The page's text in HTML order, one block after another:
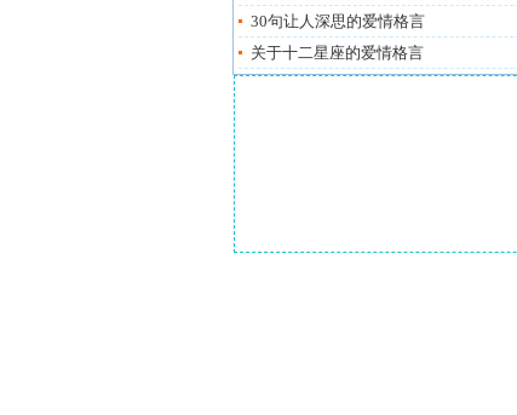
30句让人深思的爱情格言
关于十二星座的爱情格言